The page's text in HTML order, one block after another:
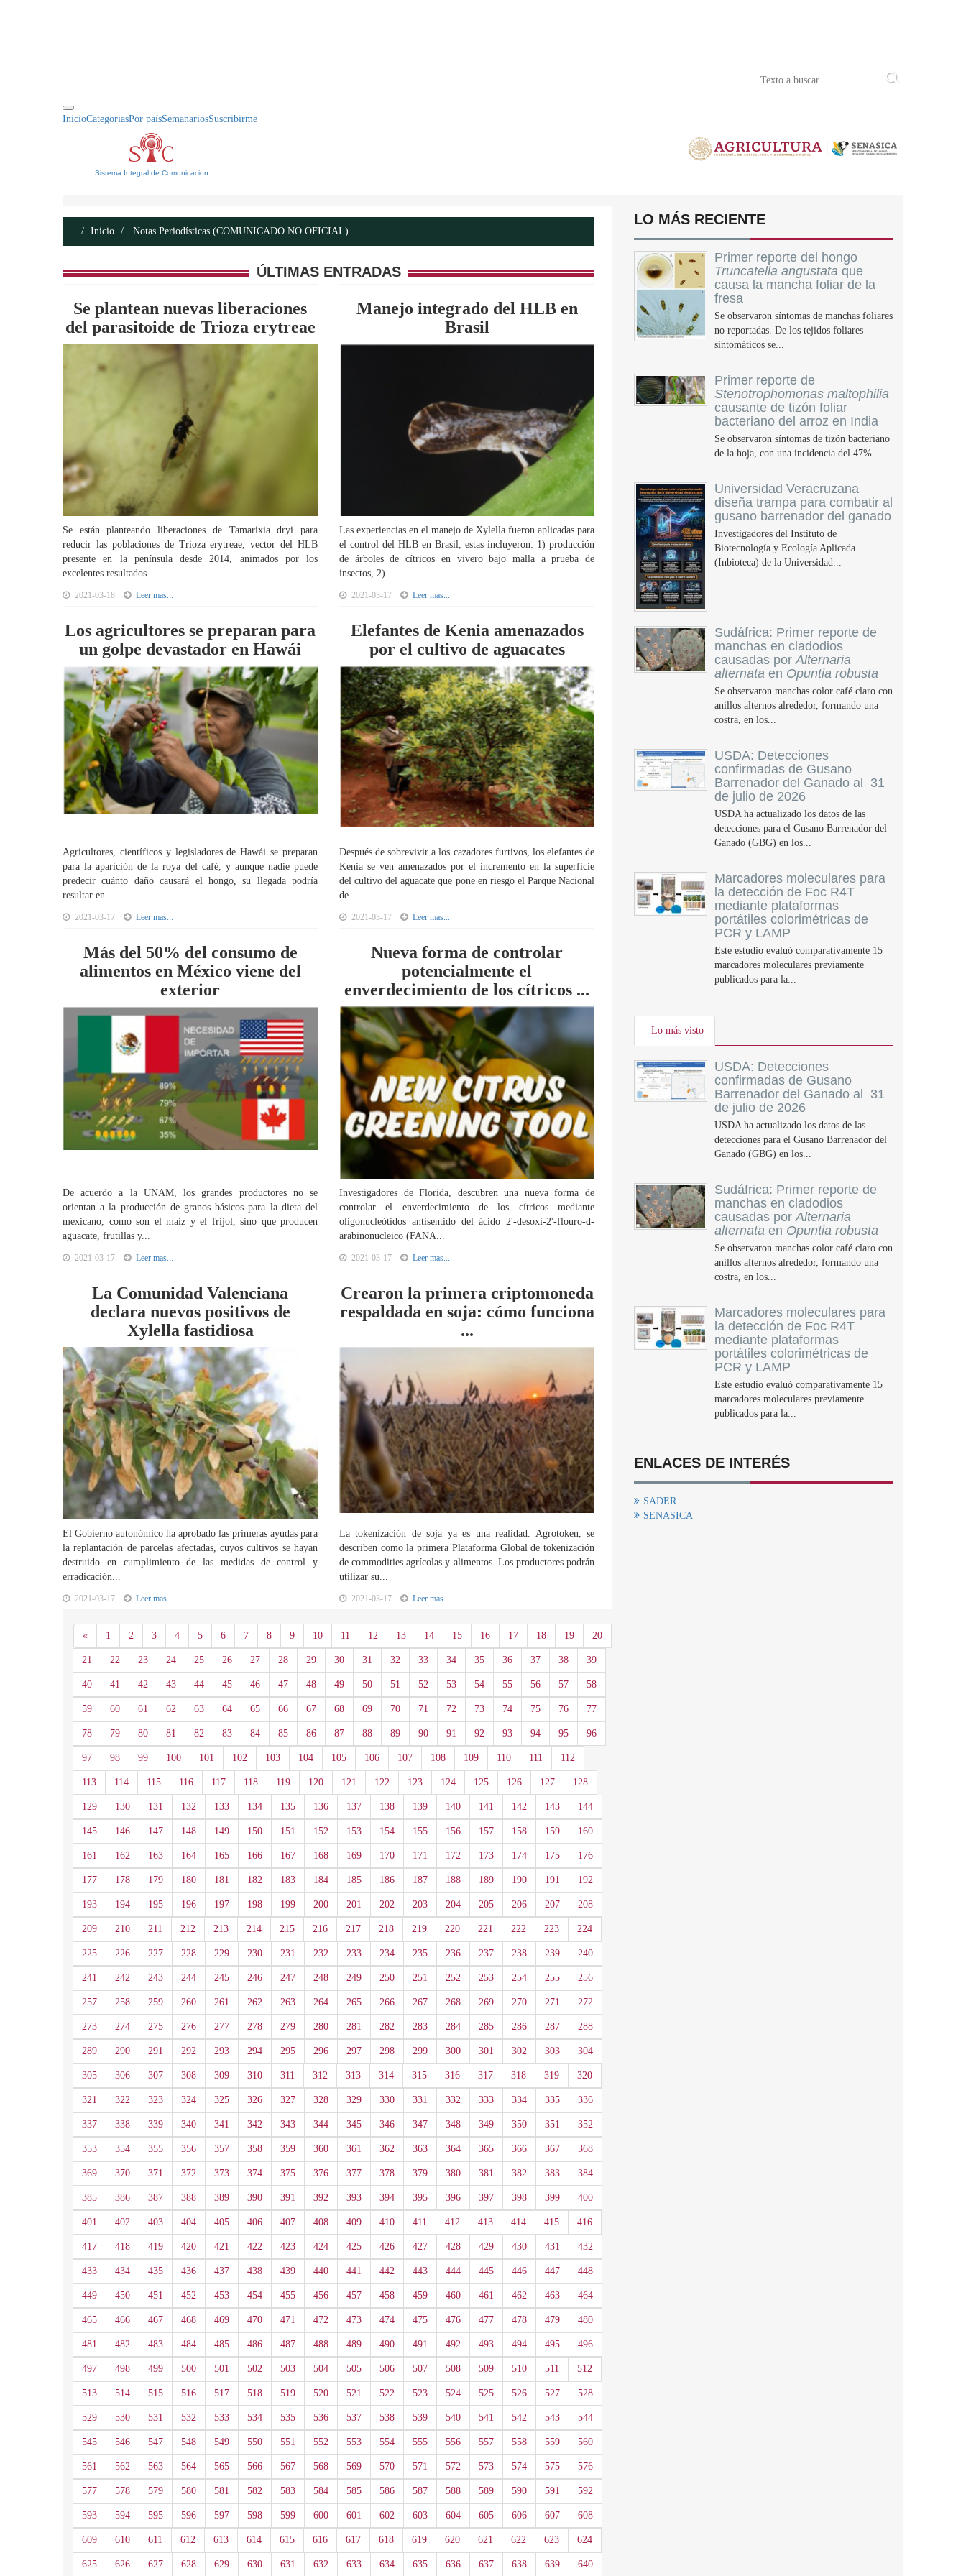
InicioCategoriasPor paísSemanariosSuscribirme
Sistema Integral de Comunicacion
Inicio Notas Periodísticas (COMUNICADO NO OFICIAL)
ÚLTIMAS ENTRADAS
Se plantean nuevas liberaciones
del parasitoide de Trioza erytreae
Se están planteando liberaciones de Tamarixia dryi para
reducir las poblaciones de Trioza erytreae, vector del HLB
presente en la península desde 2014, animados por los
excelentes resultados...
2021-03-18 Leer mas...
Manejo integrado del HLB en
Brasil
Las experiencias en el manejo de Xylella fueron aplicadas para
el control del HLB en Brasil, estas incluyeron: 1) producción
de árboles de cítricos en vivero bajo malla a prueba de
insectos, 2)...
2021-03-17 Leer mas...
Los agricultores se preparan para
un golpe devastador en Hawái
Agricultores, científicos y legisladores de Hawái se preparan
para la aparición de la roya del café, y aunque nadie puede
predecir cuánto daño causará el hongo, su llegada podría
resultar en...
2021-03-17 Leer mas...
Elefantes de Kenia amenazados
por el cultivo de aguacates
Después de sobrevivir a los cazadores furtivos, los elefantes de
Kenia se ven amenazados por el incremento en la superficie
del cultivo del aguacate que pone en riesgo el Parque Nacional
de...
2021-03-17 Leer mas...
Más del 50% del consumo de
alimentos en México viene del
exterior
De acuerdo a la UNAM, los grandes productores no se
orientan a la producción de granos básicos para la dieta del
mexicano, como son el maíz y el frijol, sino que producen
aguacate, frutillas y...
2021-03-17 Leer mas...
Nueva forma de controlar
potencialmente el
enverdecimiento de los cítricos ...
Investigadores de Florida, descubren una nueva forma de
controlar el enverdecimiento de los cítricos mediante
oligonucleótidos antisentido del ácido 2'-desoxi-2'-flouro-d-
arabinonucleico (FANA...
2021-03-17 Leer mas...
La Comunidad Valenciana
declara nuevos positivos de
Xylella fastidiosa
El Gobierno autonómico ha aprobado las primeras ayudas para
la replantación de parcelas afectadas, cuyos cultivos se hayan
destruido en cumplimiento de las medidas de control y
erradicación...
2021-03-17 Leer mas...
Crearon la primera criptomoneda
respaldada en soja: cómo funciona
...
La tokenización de soja ya es una realidad. Agrotoken, se
describen como la primera Plataforma Global de tokenización
de commodities agrícolas y alimentos. Los productores podrán
utilizar su...
2021-03-17 Leer mas...
«Anterior
1 2 3 4 5 6 7 8 9 10 11 12 13 14 15 16 17 18 19 20
21 22 23 24 25 26 27 28 29 30 31 32 33 34 35 36 37 38 39
40 41 42 43 44 45 46 47 48 49 50 51 52 53 54 55 56 57 58
59 60 61 62 63 64 65 66 67 68 69 70 71 72 73 74 75 76 77
78 79 80 81 82 83 84 85 86 87 88 89 90 91 92 93 94 95 96
97 98 99 100 101 102 103 104 105 106 107 108 109 110 111 112
113 114 115 116 117 118 119 120 121 122 123 124 125 126 127 128
129 130 131 132 133 134 135 136 137 138 139 140 141 142 143 144
145 146 147 148 149 150 151 152 153 154 155 156 157 158 159 160
161 162 163 164 165 166 167 168 169 170 171 172 173 174 175 176
177 178 179 180 181 182 183 184 185 186 187 188 189 190 191 192
193 194 195 196 197 198 199 200 201 202 203 204 205 206 207 208
209 210 211 212 213 214 215 216 217 218 219 220 221 222 223 224
225 226 227 228 229 230 231 232 233 234 235 236 237 238 239 240
241 242 243 244 245 246 247 248 249 250 251 252 253 254 255 256
257 258 259 260 261 262 263 264 265 266 267 268 269 270 271 272
273 274 275 276 277 278 279 280 281 282 283 284 285 286 287 288
289 290 291 292 293 294 295 296 297 298 299 300 301 302 303 304
305 306 307 308 309 310 311 312 313 314 315 316 317 318 319 320
321 322 323 324 325 326 327 328 329 330 331 332 333 334 335 336
337 338 339 340 341 342 343 344 345 346 347 348 349 350 351 352
353 354 355 356 357 358 359 360 361 362 363 364 365 366 367 368
369 370 371 372 373 374 375 376 377 378 379 380 381 382 383 384
385 386 387 388 389 390 391 392 393 394 395 396 397 398 399 400
401 402 403 404 405 406 407 408 409 410 411 412 413 414 415 416
417 418 419 420 421 422 423 424 425 426 427 428 429 430 431 432
433 434 435 436 437 438 439 440 441 442 443 444 445 446 447 448
449 450 451 452 453 454 455 456 457 458 459 460 461 462 463 464
465 466 467 468 469 470 471 472 473 474 475 476 477 478 479 480
481 482 483 484 485 486 487 488 489 490 491 492 493 494 495 496
497 498 499 500 501 502 503 504 505 506 507 508 509 510 511 512
513 514 515 516 517 518 519 520 521 522 523 524 525 526 527 528
529 530 531 532 533 534 535 536 537 538 539 540 541 542 543 544
545 546 547 548 549 550 551 552 553 554 555 556 557 558 559 560
561 562 563 564 565 566 567 568 569 570 571 572 573 574 575 576
577 578 579 580 581 582 583 584 585 586 587 588 589 590 591 592
593 594 595 596 597 598 599 600 601 602 603 604 605 606 607 608
609 610 611 612 613 614 615 616 617 618 619 620 621 622 623 624
625 626 627 628 629 630 631 632 633 634 635 636 637 638 639 640
LO MÁS RECIENTE
Primer reporte del hongo
Truncatella angustata que
causa la mancha foliar de la
fresa
Se observaron síntomas de manchas foliares
no reportadas. De los tejidos foliares
sintomáticos se...
Primer reporte de
Stenotrophomonas maltophilia
causante de tizón foliar
bacteriano del arroz en India
Se observaron síntomas de tizón bacteriano
de la hoja, con una incidencia del 47%...
Universidad Veracruzana
diseña trampa para combatir al
gusano barrenador del ganado
Investigadores del Instituto de
Biotecnología y Ecología Aplicada
(Inbioteca) de la Universidad...
Sudáfrica: Primer reporte de
manchas en cladodios
causadas porAlternaria
alternata en Opuntia robusta
Se observaron manchas color café claro con
anillos alternos alrededor, formando una
costra, en los...
USDA: Detecciones
confirmadas de Gusano
Barrenador del Ganado al 31
de julio de 2026
USDA ha actualizado los datos de las
detecciones para el Gusano Barrenador del
Ganado (GBG) en los...
Marcadores moleculares para
la detección de Foc R4T
mediante plataformas
portátiles colorimétricas de
PCR y LAMP
Este estudio evaluó comparativamente 15
marcadores moleculares previamente
publicados para la...
Lo más visto
USDA: Detecciones
confirmadas de Gusano
Barrenador del Ganado al 31
de julio de 2026
USDA ha actualizado los datos de las
detecciones para el Gusano Barrenador del
Ganado (GBG) en los...
Sudáfrica: Primer reporte de
manchas en cladodios
causadas porAlternaria
alternata en Opuntia robusta
Se observaron manchas color café claro con
anillos alternos alrededor, formando una
costra, en los...
Marcadores moleculares para
la detección de Foc R4T
mediante plataformas
portátiles colorimétricas de
PCR y LAMP
Este estudio evaluó comparativamente 15
marcadores moleculares previamente
publicados para la...
ENLACES DE INTERÉS
SADER
SENASICA